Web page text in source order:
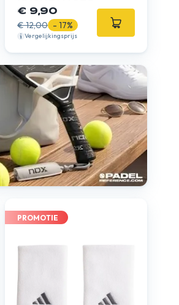
€ 9,90
€ 12,00 - 17%
Vergelijkingsprijs
PROMOTIE